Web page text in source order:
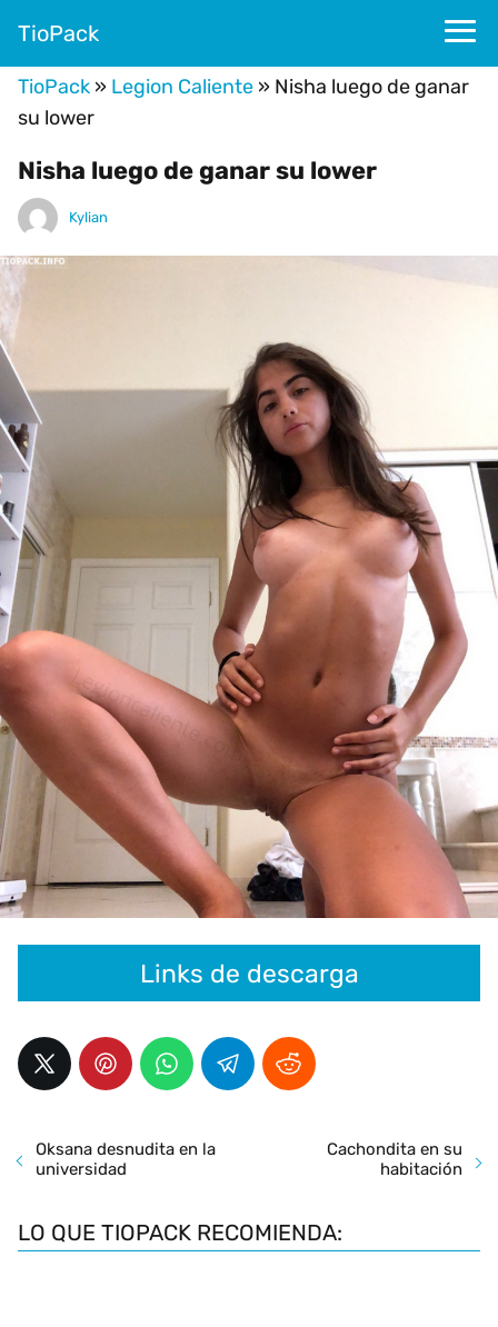
TioPack
TioPack » Legion Caliente » Nisha luego de ganar
su lower
Nisha luego de ganar su lower
Kylian
Links de descarga
Oksana desnudita en la
universidad
Cachondita en su
habitación
LO QUE TIOPACK RECOMIENDA: